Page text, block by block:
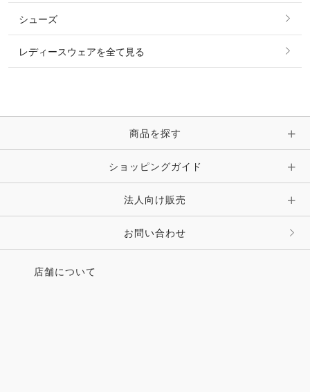
時計・財布・キーケース・革小物
キーホルダー・チャーム・ストラップ
その他 ファッション雑貨
ピアス・イヤリング
ピン・ブローチ・コサージュ
その他 アクセサリー
シューズ
レディースウェアを全て見る
商品を探す
ショッピングガイド
法人向け販売
お問い合わせ
店舗について